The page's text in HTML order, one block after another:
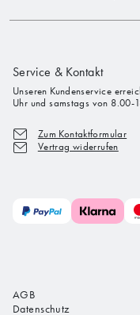
Service & Kontakt
Unseren Kundenservice
Uhr und samstags von 8.00-
Zum Kontaktformular
Vertrag widerrufen
AGB
Datenschutz